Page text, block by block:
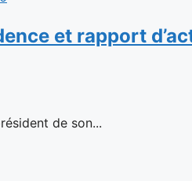
et rapport
de son...